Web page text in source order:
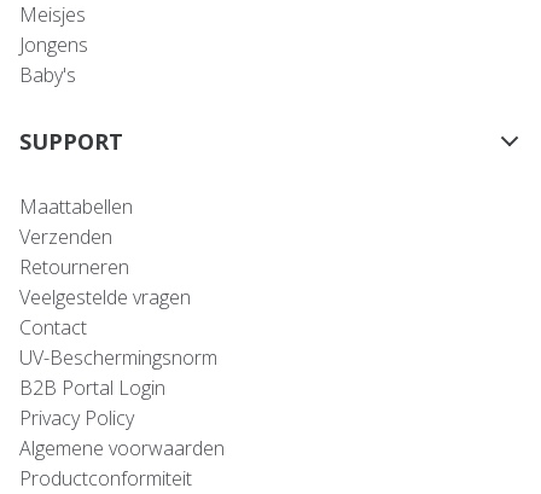
Meisjes
Jongens
Baby's
SUPPORT
Maattabellen
Verzenden
Retourneren
Veelgestelde vragen
Contact
UV-Beschermingsnorm
B2B Portal Login
Privacy Policy
Algemene voorwaarden
Productconformiteit